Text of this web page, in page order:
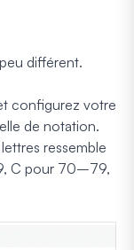
différent.
configurez votre
de notation.
ressemble
C pour 70–79,